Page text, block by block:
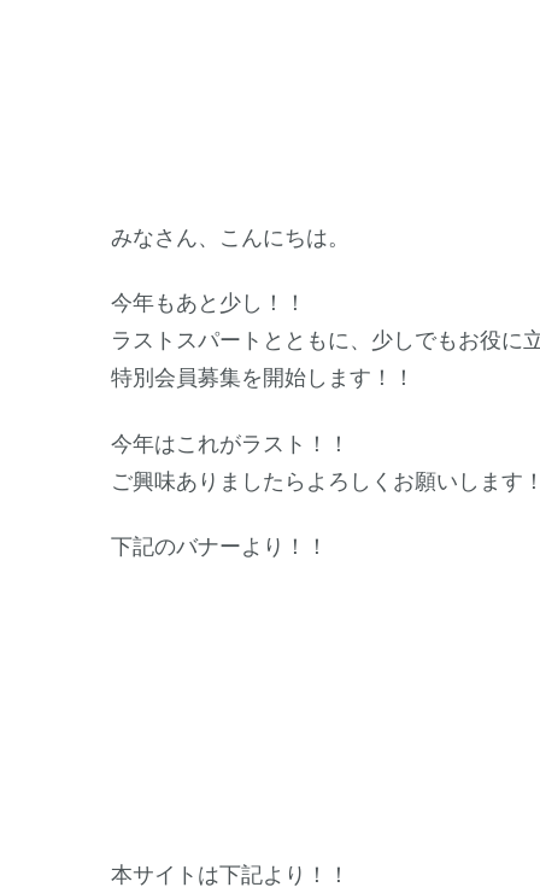
みなさん、こんにちは。
今年もあと少し！！
ラストスパートとともに、少しでもお役に
特別会員募集を開始します！！
今年はこれがラスト！！
ご興味ありましたらよろしくお願いします
下記のバナーより！！
本サイトは下記より！！